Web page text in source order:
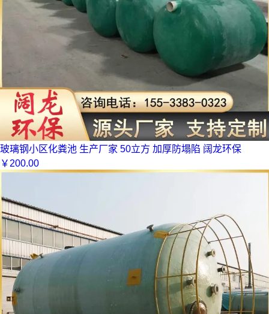
玻璃钢小区化粪池 生产厂家 50立方 加厚防塌陷 阔龙环保
￥200.00